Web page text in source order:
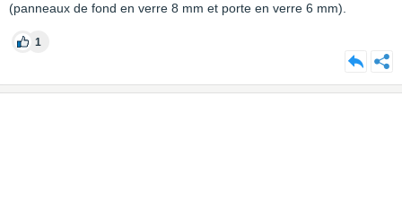
(panneaux de fond en verre 8 mm et porte en verre 6 mm).
1